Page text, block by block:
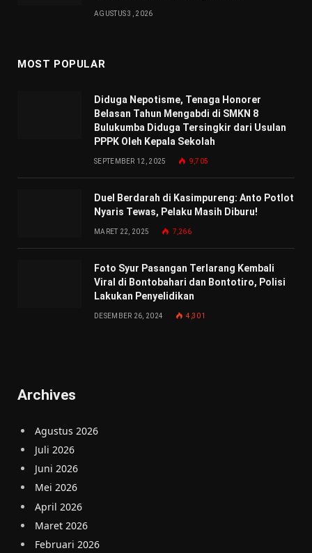
AGUSTUS 3, 2026
MOST POPULAR
Diduga Nepotisme, Tenaga Honorer
Belasan Tahun Mengabdi di SMKN 8
Bulukumba Diduga Tersingkir dari Usulan
PPPK Oleh Kepala Sekolah
SEPTEMBER 12, 2025 9,705
Duel Berdarah di Kasimpureng: Anto Potlot
Nyaris Tewas, Pelaku Masih Diburu!
MARET 22, 2025 7,266
Foto Syur Pasangan Terlarang Kembali
Viral di Bontobahari dan Bontotiro, Polisi
Lakukan Penyelidikan
DESEMBER 26, 2024 4,301
Archives
Agustus 2026
Juli 2026
Juni 2026
Mei 2026
April 2026
Maret 2026
Februari 2026